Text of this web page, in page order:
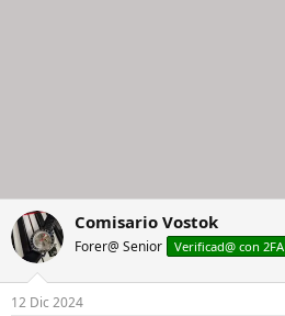
Comisario Vostok
Forer@ Senior Verificad@ con 2FA
12 Dic 2024